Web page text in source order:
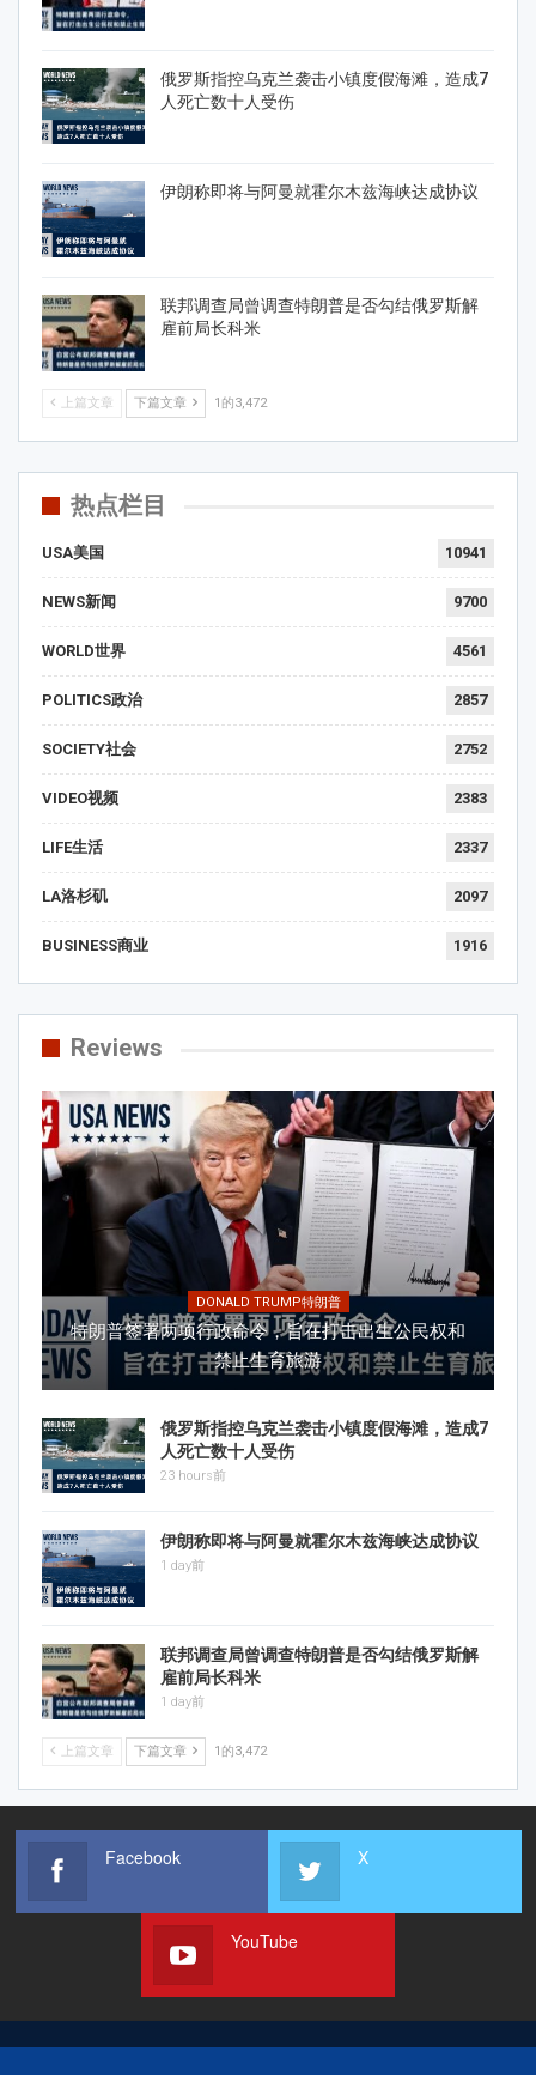
俄罗斯指控乌克兰袭击小镇度假海滩，造成7
人死亡数十人受伤
伊朗称即将与阿曼就霍尔木兹海峡达成协议
联邦调查局曾调查特朗普是否勾结俄罗斯解
雇前局长科米
上篇文章 下篇文章 1的3,472
热点栏目
USA美国 10941
NEWS新闻 9700
WORLD世界 4561
POLITICS政治 2857
SOCIETY社会 2752
VIDEO视频 2383
LIFE生活 2337
LA洛杉矶 2097
BUSINESS商业 1916
Reviews
DONALD TRUMP特朗普
特朗普签署两项行政命令，旨在打击出生公民权和
禁止生育旅游
俄罗斯指控乌克兰袭击小镇度假海滩，造成7
人死亡数十人受伤
23 hours前
伊朗称即将与阿曼就霍尔木兹海峡达成协议
1 day前
联邦调查局曾调查特朗普是否勾结俄罗斯解
雇前局长科米
1 day前
上篇文章 下篇文章 1的3,472
Facebook X
YouTube